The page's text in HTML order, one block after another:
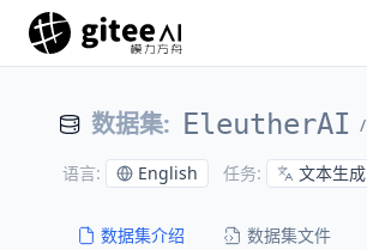
数据集: EleutherAI /
语言: English 任务: 文本生成
数据集介绍 数据集文件